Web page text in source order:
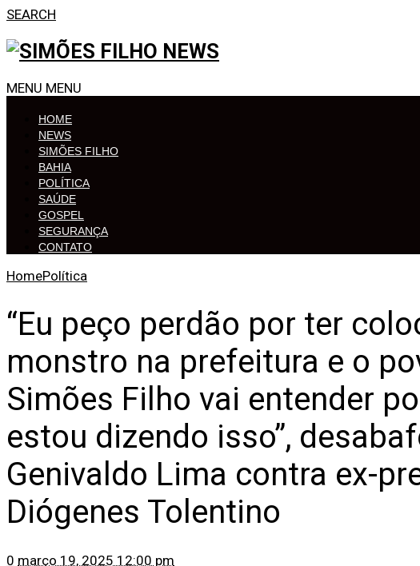
SEARCH
MENU MENU
HOME
NEWS
SIMÕES FILHO
BAHIA
POLÍTICA
SAÚDE
GOSPEL
SEGURANÇA
CONTATO
HomePolítica
“Eu peço perdão por ter
monstro na prefeitura e o
Simões Filho vai entender
estou dizendo isso”,
Genivaldo Lima contra ex-
Diógenes Tolentino
0 março 19, 2025 12:00 pm